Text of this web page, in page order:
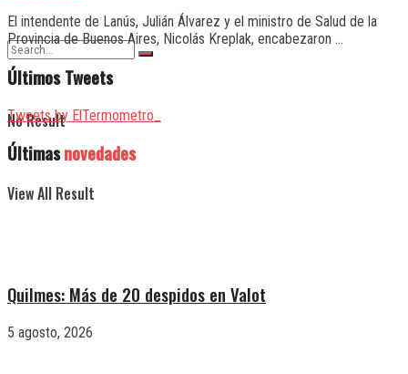
No Result
View All Result
El intendente de Lanús, Julián Álvarez y el ministro de Salud de la
Provincia de Buenos Aires, Nicolás Kreplak, encabezaron ...
Últimos Tweets
Tweets by ElTermometro_
Últimasnovedades
Quilmes: Más de 20 despidos en Valot
5 agosto, 2026